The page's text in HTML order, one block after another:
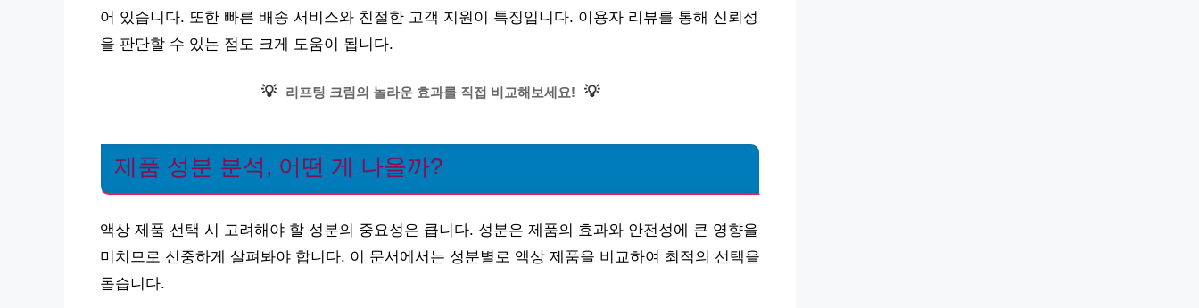
어 있습니다. 또한 빠른 배송 서비스와 친절한 고객 지원이 특징입니다. 이용자 리뷰를 통해 신뢰성
을 판단할 수 있는 점도 크게 도움이 됩니다.
💡 리프팅 크림의 놀라운 효과를 직접 비교해보세요! 💡
제품 성분 분석, 어떤 게 나을까?
액상 제품 선택 시 고려해야 할 성분의 중요성은 큽니다. 성분은 제품의 효과와 안전성에 큰 영향을
미치므로 신중하게 살펴봐야 합니다. 이 문서에서는 성분별로 액상 제품을 비교하여 최적의 선택을
돕습니다.